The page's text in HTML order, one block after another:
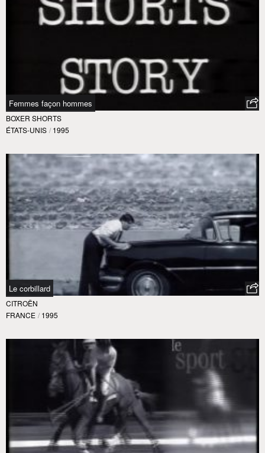
Femmes façon hommes
BOXER SHORTS
ÉTATS-UNIS / 1995
Le corbillard
CITROËN
FRANCE / 1995